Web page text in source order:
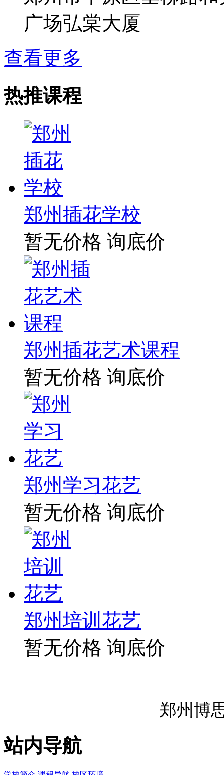
广场弘棠大厦
查看更多
热推课程
郑州插花学校
暂无价格 询底价
郑州插花艺术课程
暂无价格 询底价
郑州学习花艺
暂无价格 询底价
郑州培训花艺
暂无价格 询底价
郑州博
站内导航